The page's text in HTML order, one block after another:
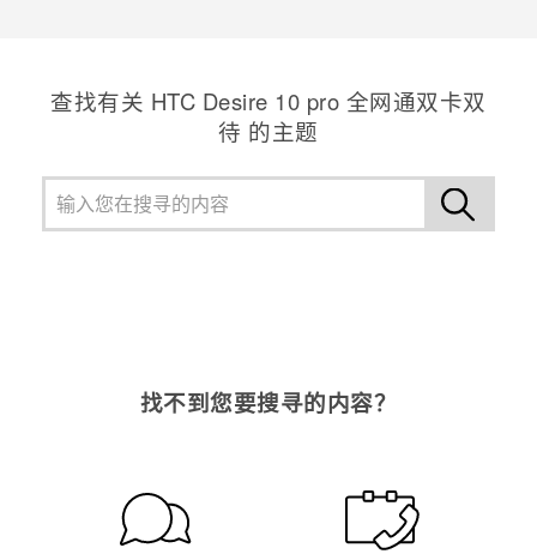
查找有关 HTC Desire 10 pro 全网通双卡双
待 的主题
找不到您要搜寻的内容？